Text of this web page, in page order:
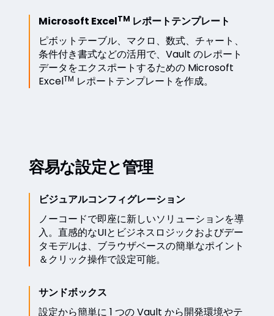
Microsoft ExcelTM レポートテンプレート
ピボットテーブル、マクロ、数式、チャート、
条件付き書式などの活用で、Vault のレポート
データをエクスポートするための Microsoft
ExcelTM レポートテンプレートを作成。
容易な設定と管理
ビジュアルコンフィグレーション
ノーコードで即座に新しいソリューションを導
入。直感的なUIとビジネスロジックおよびデー
タモデルは、ブラウザベースの簡単なポイント
＆クリック操作で設定可能。
サンドボックス
設定から簡単に 1 つの Vault から開発環境やテ